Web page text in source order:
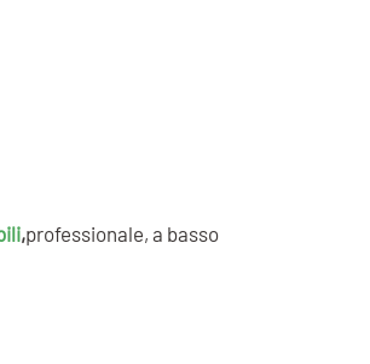
,professionale, a basso